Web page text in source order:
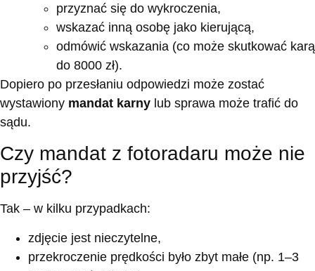
przyznać się do wykroczenia,
wskazać inną osobę jako kierującą,
odmówić wskazania (co może skutkować karą
do 8000 zł).
Dopiero po przesłaniu odpowiedzi może zostać
wystawiony mandat karny lub sprawa może trafić do
sądu.
Czy mandat z fotoradaru może nie
przyjść?
Tak – w kilku przypadkach:
zdjęcie jest nieczytelne,
przekroczenie prędkości było zbyt małe (np. 1–3